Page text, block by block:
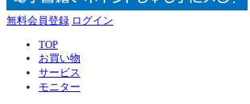
無料会員登録 ログイン
TOP
お買い物
サービス
モニター